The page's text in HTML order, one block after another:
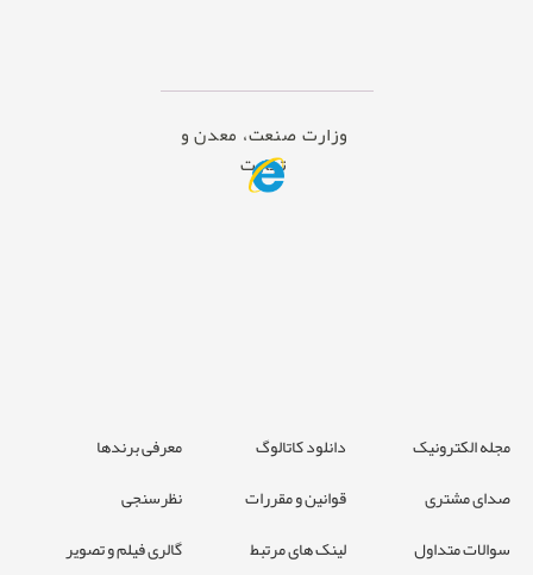
وزارت صنعت، معدن و
تجارت
مجله الکترونیک دانلود کاتالوگ
معرفی برندها
صدای مشتری
قوانین و مقررات
نظرسنجی
سوالات متداول
لینک های مرتبط گالری فیلم و تصویر